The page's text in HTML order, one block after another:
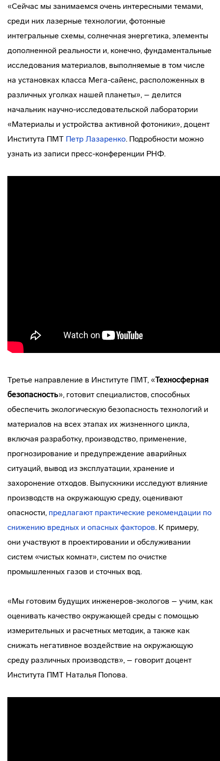
«Сейчас мы занимаемся очень интересными темами,
среди них лазерные технологии, фотонные
интегральные схемы, солнечная энергетика, элементы
дополненной реальности и, конечно, фундаментальные
исследования материалов, выполняемые в том числе
на установках класса Мега-сайенс, расположенных в
различных уголках нашей планеты», – делится
начальник научно-исследовательской лаборатории
«Материалы и устройства активной фотоники», доцент
Института ПМТ Петр Лазаренко. Подробности можно
узнать из записи пресс-конференции РНФ.
Третье направление в Институте ПМТ, «Техносферная
безопасность», готовит специалистов, способных
обеспечить экологическую безопасность технологий и
материалов на всех этапах их жизненного цикла,
включая разработку, производство, применение,
прогнозирование и предупреждение аварийных
ситуаций, вывод из эксплуатации, хранение и
захоронение отходов. Выпускники исследуют влияние
производств на окружающую среду, оценивают
опасности, предлагают практические рекомендации по
снижению вредных и опасных факторов. К примеру,
они участвуют в проектировании и обслуживании
систем «чистых комнат», систем по очистке
промышленных газов и сточных вод.
«Мы готовим будущих инженеров-экологов – учим, как
оценивать качество окружающей среды с помощью
измерительных и расчетных методик, а также как
снижать негативное воздействие на окружающую
среду различных производств», – говорит доцент
Института ПМТ Наталья Попова.